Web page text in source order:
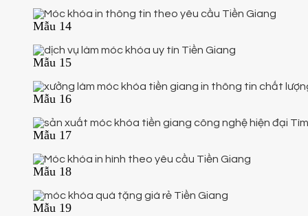
Mẫu 14
Mẫu 15
Mẫu 16
Mẫu 17
Mẫu 18
Mẫu 19